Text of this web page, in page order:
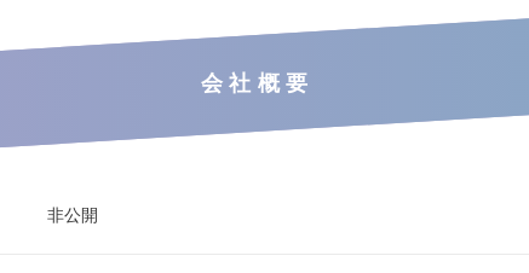
会社概要
非公開